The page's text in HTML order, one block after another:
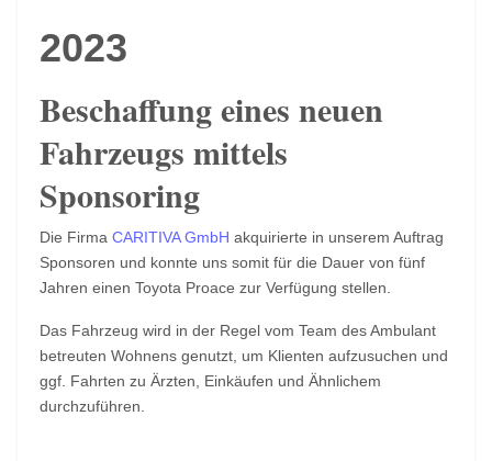
2023
Beschaffung eines neuen
Fahrzeugs mittels
Sponsoring
Die FirmaCARITIVA GmbH akquirierte in unserem Auftrag
Sponsoren und konnte uns somit für die Dauer von fünf
Jahren einen Toyota Proace zur Verfügung stellen.
Das Fahrzeug wird in der Regel vom Team des Ambulant
betreuten Wohnens genutzt, um Klienten aufzusuchen und
ggf. Fahrten zu Ärzten, Einkäufen und Ähnlichem
durchzuführen.